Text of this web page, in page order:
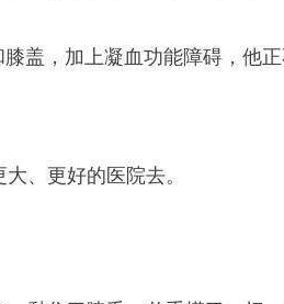
盖，加上凝血功能障碍，他
、更好的医院去。